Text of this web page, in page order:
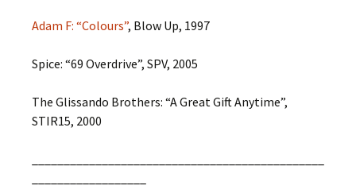
Adam F: “Colours”, Blow Up, 1997
Spice: “69 Overdrive”, SPV, 2005
The Glissando Brothers: “A Great Gift Anytime”,
STIR15, 2000